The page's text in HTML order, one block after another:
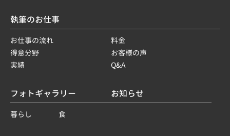
執筆のお仕事
お仕事の流れ
料金
得意分野
お客様の声
実績
Q&A
フォトギャラリー
暮らし 食
お知らせ